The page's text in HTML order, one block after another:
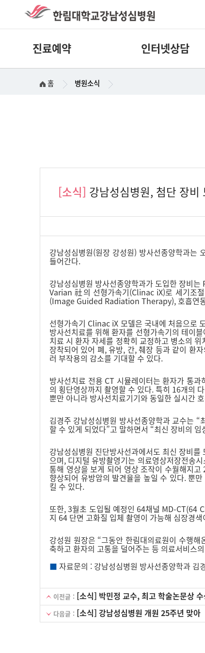
진료예약 인터넷상담
홈 병원소식
[소식] 강남성심병원, 첨단 장비
강남성심병원(원장 강성원) 방사선종양학과는
들어간다.
강남성심병원 방사선종양학과가 도입한 장비
Varian 社의 선형가속기(Clinac iX)로 세기조
(Image Guided Radiation Therapy), 호흡연
선형가속기 Clinac iX 모델은 국내에 처음으로
방사선치료를 위해 환자를 선형가속기의 테이
치료 시 환자 자세를 정확히 교정하고 병소의
장착되어 있어 폐, 유방, 간, 췌장 등과 같이 환
러 부작용의 감소를 기대할 수 있다.
방사선치료 전용 CT 시뮬레이터는 환자가 통
의 횡단영상까지 촬영할 수 있다. 특히 16개의
뿐만 아니라 방사선치료기기와 동일한 실시간
김경주 강남성심병원 방사선종양학과 교수는 “
할 수 있게 되었다”고 말하면서 “최신 장비의
강남성심병원 진단방사선과에서도 최신 장비
으며, 디지털 유방촬영기는 의료영상저장전송
통해 영상을 보게 되어 영상 조작이 수월해지
향상되어 유방암의 발견율을 높일 수 있다. 뿐
킬 수 있다.
또한, 3월초 도입될 예정인 64채널 MD-CT(64
지 64 단면 고화질 입체 촬영이 가능해 심장경
강성원 원장은 “그동안 한림대의료원이 수행
축하고 환자의 고통을 덜어주는 등 의료서비스
자료문의 : 강남성심병원 방사선종양학과 김
이전글 : [소식] 박민정 교수, 최고 학술논문상 수
다음글 : [소식] 강남성심병원 개원 25주년 맞아